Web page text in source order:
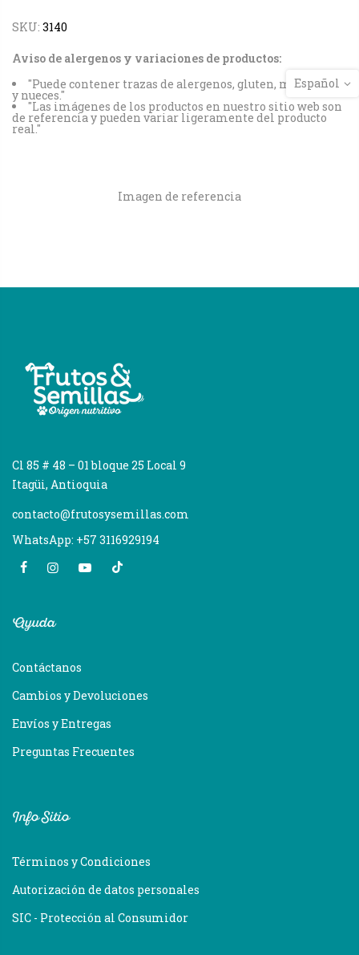
SKU: 3140
Aviso de alergenos y variaciones de productos:
"Puede contener trazas de alergenos, gluten, maní, soya
y nueces."
"Las imágenes de los productos en nuestro sitio web son
de referencia y pueden variar ligeramente del producto
real."
Imagen de referencia
Cl 85 # 48 – 01 bloque 25 Local 9
Itagüi, Antioquia
contacto@frutosysemillas.com
WhatsApp: +57 3116929194
Ayuda
Contáctanos
Cambios y Devoluciones
Envíos y Entregas
Preguntas Frecuentes
Info Sitio
Términos y Condiciones
Autorización de datos personales
SIC - Protección al Consumidor
Español